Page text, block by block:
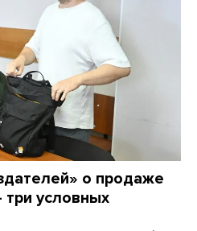
о продаже
условных